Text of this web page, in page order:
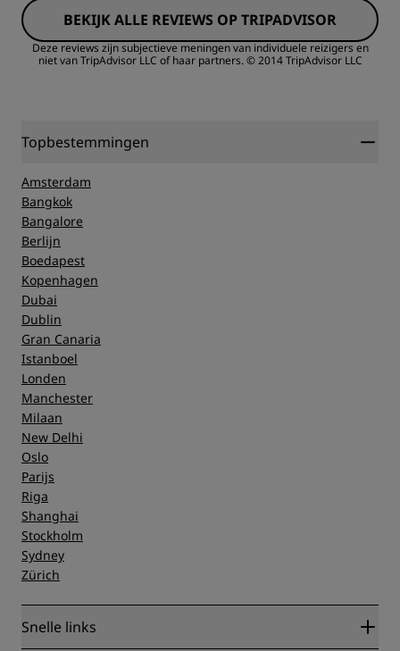
Hygiëne
Prijs/kwaliteit
Locatie
Hygiëne
Service
BEKIJK ALLE REVIEWS OP TRIPADVISOR
Deze reviews zijn subjectieve meningen van individuele reizigers en
niet van TripAdvisor LLC of haar partners. © 2014 TripAdvisor LLC
Topbestemmingen
Amsterdam
Bangkok
Bangalore
Berlijn
Boedapest
Kopenhagen
Dubai
Dublin
Gran Canaria
Istanboel
Londen
Manchester
Milaan
New Delhi
Oslo
Parijs
Riga
Shanghai
Stockholm
Sydney
Zürich
Snelle links